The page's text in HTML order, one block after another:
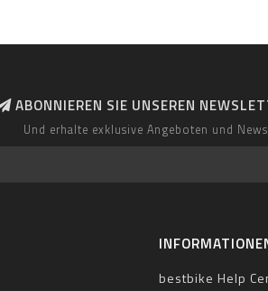
ABONNIEREN SIE UNSEREN
Und erhalte exklusive Angeboten und News
bestbike Help